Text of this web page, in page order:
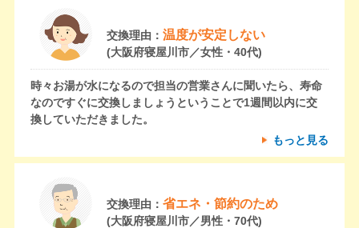
交換理由： 温度が安定しない
(大阪府寝屋川市／女性・40代)
時々お湯が水になるので担当の営業さんに聞いたら、寿命
なのですぐに交換しましょうということで1週間以内に交
換していただきました。
もっと見る
交換理由： 省エネ・節約のため
(大阪府寝屋川市／男性・70代)